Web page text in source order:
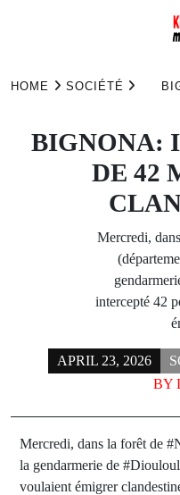
HOME SOCIÉTÉ
BIGNONA:
DE 42
Mercredi,
intercepté 42
APRIL 23, 2026
BY
Mercredi, dans la forêt de
la gendarmerie de
voulaient émigrer